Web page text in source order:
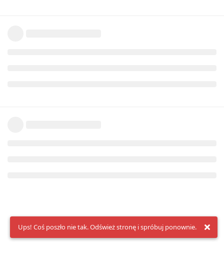
Ups! Coś poszło nie tak. Odśwież stronę i spróbuj ponownie.